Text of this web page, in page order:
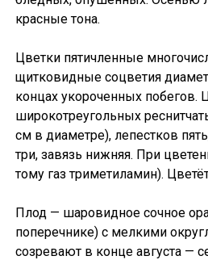
красные тона.
Цветки пятичленные
щитковидные соцветия
концах укороченных побегов.
широкотреугольных
см в диаметре), лепестков
три, завязь нижняя. При
тому газ триметиламин).
Плод — шаровидное сочное
поперечнике) с мелкими
созревают в конце августа —